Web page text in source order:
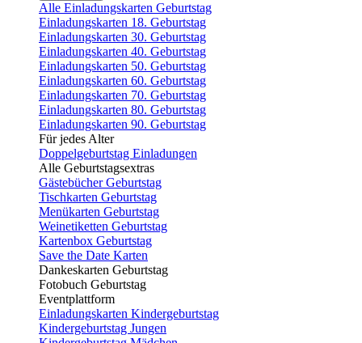
Alle Einladungskarten Geburtstag
Einladungskarten 18. Geburtstag
Einladungskarten 30. Geburtstag
Einladungskarten 40. Geburtstag
Einladungskarten 50. Geburtstag
Einladungskarten 60. Geburtstag
Einladungskarten 70. Geburtstag
Einladungskarten 80. Geburtstag
Einladungskarten 90. Geburtstag
Für jedes Alter
Doppelgeburtstag Einladungen
Alle Geburtstagsextras
Gästebücher Geburtstag
Tischkarten Geburtstag
Menükarten Geburtstag
Weinetiketten Geburtstag
Kartenbox Geburtstag
Save the Date Karten
Dankeskarten Geburtstag
Fotobuch Geburtstag
Eventplattform
Einladungskarten Kindergeburtstag
Kindergeburtstag Jungen